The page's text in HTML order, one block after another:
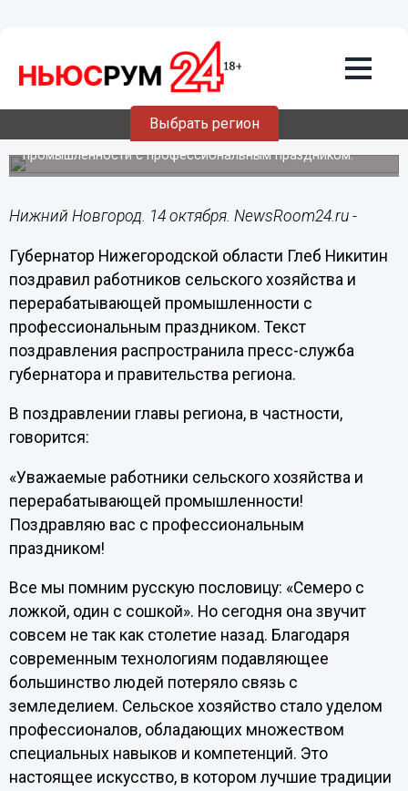
Выбрать регион
Сельское хозяйство объединило
лучшие традиции прошлого и высокие
технологи настоящего, - Глеб Никитин
Губернатор Нижегородской области поздравил
работников сельского хозяйства и перерабатывающей
промышленности с профессиональным праздником.
Нижний Новгород. 14 октября. NewsRoom24.ru -
Губернатор Нижегородской области Глеб Никитин
поздравил работников сельского хозяйства и
перерабатывающей промышленности с
профессиональным праздником. Текст
поздравления распространила пресс-служба
губернатора и правительства региона.
В поздравлении главы региона, в частности,
говорится:
«Уважаемые работники сельского хозяйства и
перерабатывающей промышленности!
Поздравляю вас с профессиональным
праздником!
Все мы помним русскую пословицу: «Семеро с
ложкой, один с сошкой». Но сегодня она звучит
совсем не так как столетие назад. Благодаря
современным технологиям подавляющее
большинство людей потеряло связь с
земледелием. Сельское хозяйство стало уделом
профессионалов, обладающих множеством
специальных навыков и компетенций. Это
настоящее искусство, в котором лучшие традиции